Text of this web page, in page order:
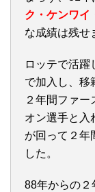
ク・ケンワイ
な成績は残せ
ロッテで活躍
で加入し、移
２年間ファ
オン選手と入
が回って２年
した。
88年からの２